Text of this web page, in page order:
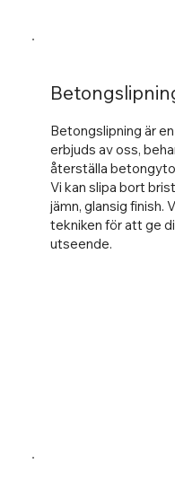
Betongslipning är
erbjuds av oss,
återställa
Vi kan slipa bort
jämn, glansig finish.
tekniken för att ge
utseende.